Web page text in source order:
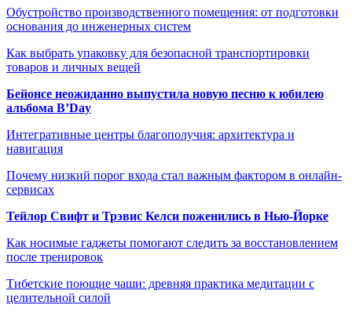
Обустройство производственного помещения: от подготовки
основания до инженерных систем
Как выбрать упаковку для безопасной транспортировки
товаров и личных вещей
Бейонсе неожиданно выпустила новую песню к юбилею
альбома B’Day
Интегративные центры благополучия: архитектура и
навигация
Почему низкий порог входа стал важным фактором в онлайн-
сервисах
Тейлор Свифт и Трэвис Келси поженились в Нью-Йорке
Как носимые гаджеты помогают следить за восстановлением
после тренировок
Тибетские поющие чаши: древняя практика медитации с
целительной силой